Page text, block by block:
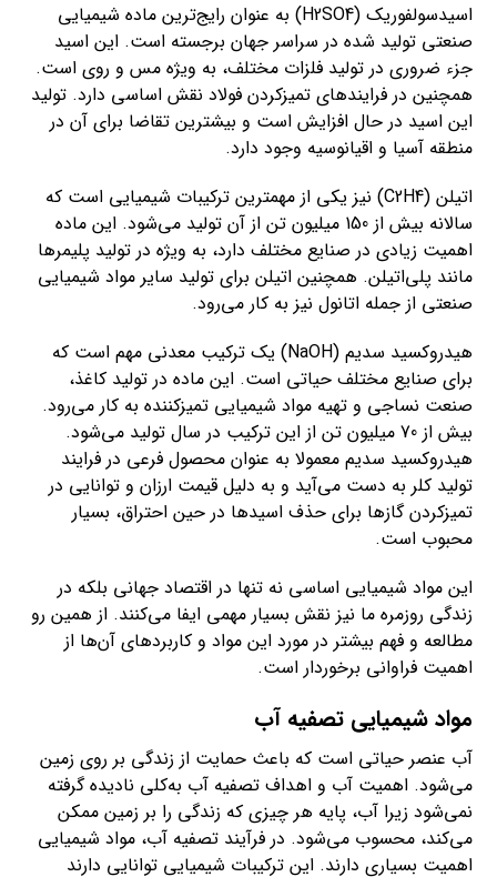
اسیدسولفوریک (H2SO4) به عنوان رایج‌ترین ماده شیمیایی
صنعتی تولید شده در سراسر جهان برجسته است. این اسید
جزء ضروری در تولید فلزات مختلف، به ویژه مس و روی است.
همچنین در فرایندهای تمیزکردن فولاد نقش اساسی دارد. تولید
این اسید در حال افزایش است و بیشترین تقاضا برای آن در
منطقه آسیا و اقیانوسیه وجود دارد.
اتیلن (C2H4) نیز یکی از مهمترین ترکیبات شیمیایی است که
سالانه بیش از 150 میلیون تن از آن تولید می‌شود. این ماده
اهمیت زیادی در صنایع مختلف دارد، به ویژه در تولید پلیمرها
مانند پلی‌اتیلن. همچنین اتیلن برای تولید سایر مواد شیمیایی
صنعتی از جمله اتانول نیز به کار می‌رود.
هیدروکسید سدیم (NaOH) یک ترکیب معدنی مهم است که
برای صنایع مختلف حیاتی است. این ماده در تولید کاغذ،
صنعت نساجی و تهیه مواد شیمیایی تمیزکننده به کار می‌رود.
بیش از 70 میلیون تن از این ترکیب در سال تولید می‌شود.
هیدروکسید سدیم معمولا به عنوان محصول فرعی در فرایند
تولید کلر به دست می‌آید و به دلیل قیمت ارزان و توانایی در
تمیزکردن گازها برای حذف اسیدها در حین احتراق، بسیار
محبوب است.
این مواد شیمیایی اساسی نه تنها در اقتصاد جهانی بلکه در
زندگی روزمره ما نیز نقش بسیار مهمی ایفا می‌کنند. از همین رو
مطالعه و فهم بیشتر در مورد این مواد و کاربردهای آن‌ها از
اهمیت فراوانی برخوردار است.
مواد شیمیایی تصفیه آب
آب عنصر حیاتی است که باعث حمایت از زندگی بر روی زمین
می‌شود. اهمیت آب و اهداف تصفیه آب به‌کلی نادیده گرفته
نمی‌شود زیرا آب، پایه هر چیزی که زندگی را بر زمین ممکن
می‌کند، محسوب می‌شود. در فرآیند تصفیه آب، مواد شیمیایی
اهمیت بسیاری دارند. این ترکیبات شیمیایی توانایی دارند